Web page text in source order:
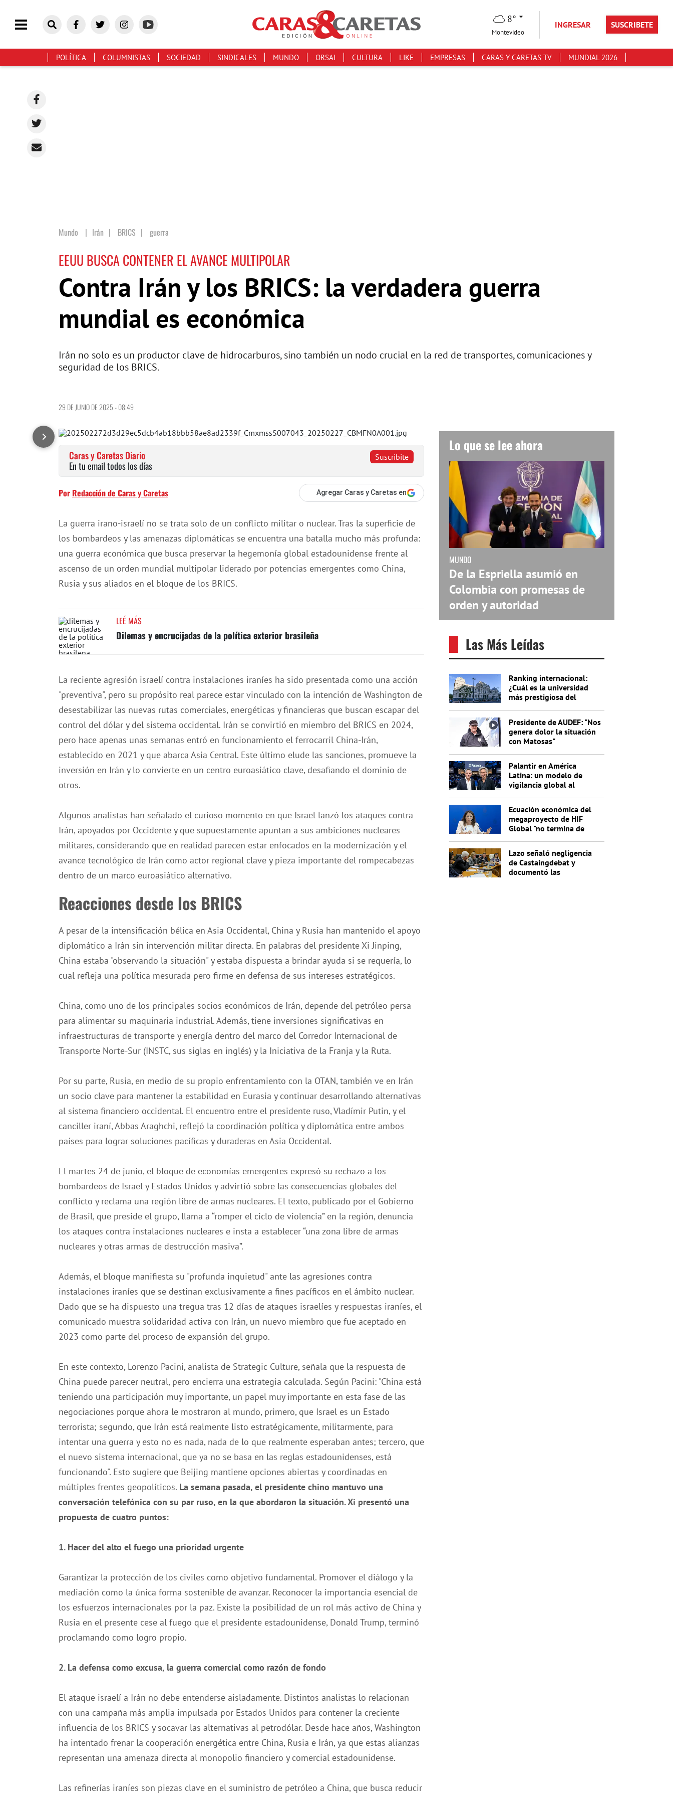
8°
Montevideo
INGRESAR SUSCRIBETE
POLÍTICA COLUMNISTAS SOCIEDAD SINDICALES MUNDO ORSAI CULTURA LIKE EMPRESAS CARAS Y CARETAS TV MUNDIAL 2026
Mundo Irán | BRICS | guerra
EEUU BUSCA CONTENER EL AVANCE MULTIPOLAR
Contra Irán y los BRICS: la verdadera guerra
mundial es económica
Irán no solo es un productor clave de hidrocarburos, sino también un nodo crucial en la red de transportes, comunicaciones y
seguridad de los BRICS.
29 DE JUNIO DE 2025 - 08:49
Suscribite
Caras y Caretas Diario
En tu email todos los días
Por Redacción de Caras y Caretas Agregar Caras y Caretas en
La guerra irano-israelí no se trata solo de un conflicto militar o nuclear. Tras la superficie de
los bombardeos y las amenazas diplomáticas se encuentra una batalla mucho más profunda:
una guerra económica que busca preservar la hegemonía global estadounidense frente al
ascenso de un orden mundial multipolar liderado por potencias emergentes como China,
Rusia y sus aliados en el bloque de los BRICS.
LEÉ MÁS
Dilemas y encrucijadas de la política exterior brasileña
La reciente agresión israelí contra instalaciones iraníes ha sido presentada como una acción
"preventiva", pero su propósito real parece estar vinculado con la intención de Washington de
desestabilizar las nuevas rutas comerciales, energéticas y financieras que buscan escapar del
control del dólar y del sistema occidental. Irán se convirtió en miembro del BRICS en 2024,
pero hace apenas unas semanas entró en funcionamiento el ferrocarril China-Irán,
establecido en 2021 y que abarca Asia Central. Este último elude las sanciones, promueve la
inversión en Irán y lo convierte en un centro euroasiático clave, desafiando el dominio de
otros.
Algunos analistas han señalado el curioso momento en que Israel lanzó los ataques contra
Irán, apoyados por Occidente y que supuestamente apuntan a sus ambiciones nucleares
militares, considerando que en realidad parecen estar enfocados en la modernización y el
avance tecnológico de Irán como actor regional clave y pieza importante del rompecabezas
dentro de un marco euroasiático alternativo.
Reacciones desde los BRICS
A pesar de la intensificación bélica en Asia Occidental, China y Rusia han mantenido el apoyo
diplomático a Irán sin intervención militar directa. En palabras del presidente Xi Jinping,
China estaba "observando la situación" y estaba dispuesta a brindar ayuda si se requería, lo
cual refleja una política mesurada pero firme en defensa de sus intereses estratégicos.
China, como uno de los principales socios económicos de Irán, depende del petróleo persa
para alimentar su maquinaria industrial. Además, tiene inversiones significativas en
infraestructuras de transporte y energía dentro del marco del Corredor Internacional de
Transporte Norte-Sur (INSTC, sus siglas en inglés) y la Iniciativa de la Franja y la Ruta.
Por su parte, Rusia, en medio de su propio enfrentamiento con la OTAN, también ve en Irán
un socio clave para mantener la estabilidad en Eurasia y continuar desarrollando alternativas
al sistema financiero occidental. El encuentro entre el presidente ruso, Vladímir Putin, y el
canciller iraní, Abbas Araghchi, reflejó la coordinación política y diplomática entre ambos
países para lograr soluciones pacíficas y duraderas en Asia Occidental.
El martes 24 de junio, el bloque de economías emergentes expresó su rechazo a los
bombardeos de Israel y Estados Unidos y advirtió sobre las consecuencias globales del
conflicto y reclama una región libre de armas nucleares. El texto, publicado por el Gobierno
de Brasil, que preside el grupo, llama a “romper el ciclo de violencia” en la región, denuncia
los ataques contra instalaciones nucleares e insta a establecer “una zona libre de armas
nucleares y otras armas de destrucción masiva”.
Además, el bloque manifiesta su "profunda inquietud" ante las agresiones contra
instalaciones iraníes que se destinan exclusivamente a fines pacíficos en el ámbito nuclear.
Dado que se ha dispuesto una tregua tras 12 días de ataques israelíes y respuestas iraníes, el
comunicado muestra solidaridad activa con Irán, un nuevo miembro que fue aceptado en
2023 como parte del proceso de expansión del grupo.
En este contexto, Lorenzo Pacini, analista de Strategic Culture, señala que la respuesta de
China puede parecer neutral, pero encierra una estrategia calculada. Según Pacini: "China está
teniendo una participación muy importante, un papel muy importante en esta fase de las
negociaciones porque ahora le mostraron al mundo, primero, que Israel es un Estado
terrorista; segundo, que Irán está realmente listo estratégicamente, militarmente, para
intentar una guerra y esto no es nada, nada de lo que realmente esperaban antes; tercero, que
el nuevo sistema internacional, que ya no se basa en las reglas estadounidenses, está
funcionando". Esto sugiere que Beijing mantiene opciones abiertas y coordinadas en
múltiples frentes geopolíticos. La semana pasada, el presidente chino mantuvo una
conversación telefónica con su par ruso, en la que abordaron la situación. Xi presentó una
propuesta de cuatro puntos:
1. Hacer del alto el fuego una prioridad urgente
Garantizar la protección de los civiles como objetivo fundamental. Promover el diálogo y la
mediación como la única forma sostenible de avanzar. Reconocer la importancia esencial de
los esfuerzos internacionales por la paz. Existe la posibilidad de un rol más activo de China y
Rusia en el presente cese al fuego que el presidente estadounidense, Donald Trump, terminó
proclamando como logro propio.
2. La defensa como excusa, la guerra comercial como razón de fondo
El ataque israelí a Irán no debe entenderse aisladamente. Distintos analistas lo relacionan
con una campaña más amplia impulsada por Estados Unidos para contener la creciente
influencia de los BRICS y socavar las alternativas al petrodólar. Desde hace años, Washington
ha intentado frenar la cooperación energética entre China, Rusia e Irán, ya que estas alianzas
representan una amenaza directa al monopolio financiero y comercial estadounidense.
Las refinerías iraníes son piezas clave en el suministro de petróleo a China, que busca reducir
Lo que se lee ahora
MUNDO
De la Espriella asumió en
Colombia con promesas de
orden y autoridad
Las Más Leídas
Ranking internacional:
¿Cuál es la universidad
más prestigiosa del
Presidente de AUDEF: "Nos
genera dolor la situación
con Matosas"
Palantir en América
Latina: un modelo de
vigilancia global al
Ecuación económica del
megaproyecto de HIF
Global "no termina de
Lazo señaló negligencia
de Castaingdebat y
documentó las